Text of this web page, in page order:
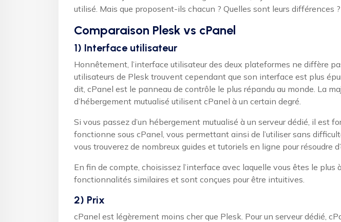
utilisé. Mais que proposent-ils chacun ? Quelles sont leurs différences
Comparaison Plesk vs cPanel
1) Interface utilisateur
Honnêtement, l’interface utilisateur des deux plateformes ne diffère
utilisateurs de Plesk trouvent cependant que son interface est plus
dit, cPanel est le panneau de contrôle le plus répandu au monde. La
d’hébergement mutualisé utilisent cPanel à un certain degré.
Si vous passez d’un hébergement mutualisé à un serveur dédié, il est
fonctionne sous cPanel, vous permettant ainsi de l’utiliser sans
vous trouverez de nombreux guides et tutoriels en ligne pour résoudre
En fin de compte, choisissez l’interface avec laquelle vous êtes le plus
fonctionnalités similaires et sont conçues pour être intuitives.
2) Prix
cPanel est légèrement moins cher que Plesk. Pour un serveur dédié,